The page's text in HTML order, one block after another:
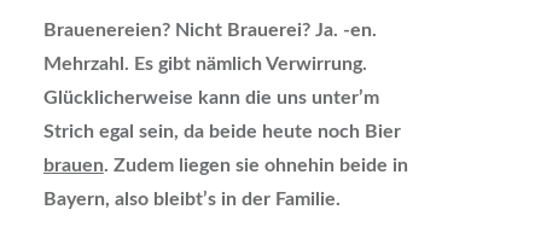
Brauenereien? Nicht Brauerei? Ja. -en.
Mehrzahl. Es gibt nämlich Verwirrung.
Glücklicherweise kann die uns unter’m
Strich egal sein, da beide heute noch Bier
brauen. Zudem liegen sie ohnehin beide in
Bayern, also bleibt’s in der Familie.